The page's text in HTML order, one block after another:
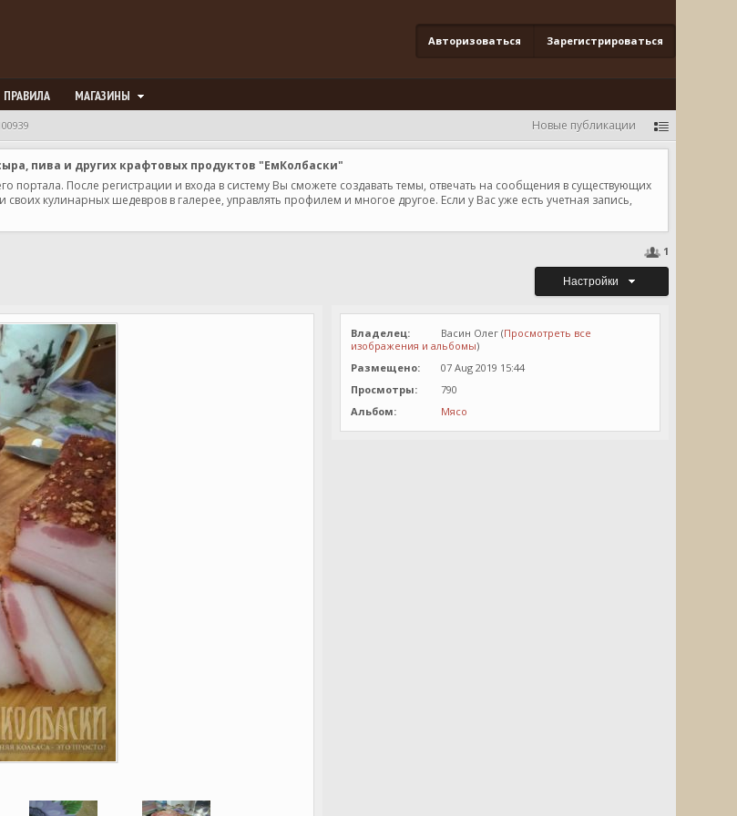
Авторизоваться Зарегистрироваться
ПРАВИЛА МАГАЗИНЫ
Новые публикации
пива и других крафтовых продуктов "ЕмКолбаски"
портала. После регистрации и входа в систему Вы сможете создавать темы, отвечать на сообщения в существующих
кулинарных шедевров в галерее, управлять профилем и многое другое. Если у Вас уже есть учетная запись,
1
Настройки
Владелец: Васин Олег (Просмотреть все
изображения и альбомы)
Размещено:
07 Aug 2019 15:44
Просмотры:
790
Альбом:
Мясо